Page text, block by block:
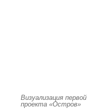
Визуализация
проекта «Остров»